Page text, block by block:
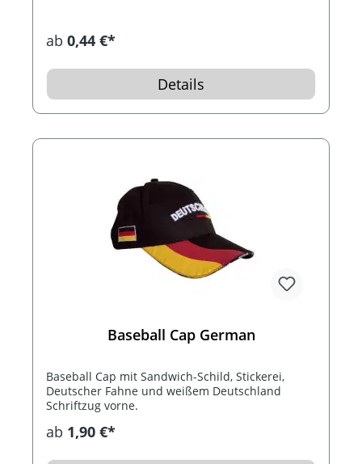
ab 0,44 €*
Details
Baseball Cap German
Baseball Cap mit Sandwich-Schild, Stickerei,
Deutscher Fahne und weißem Deutschland
Schriftzug vorne.
ab 1,90 €*